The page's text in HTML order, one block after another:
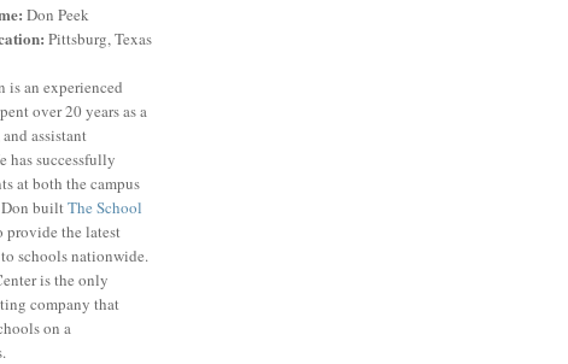
Don Peek
Pittsburg, Texas
is an experienced
over 20 years as a
assistant
has successfully
at both the campus
builtThe School
provide the latest
schools nationwide.
is the only
company that
on a